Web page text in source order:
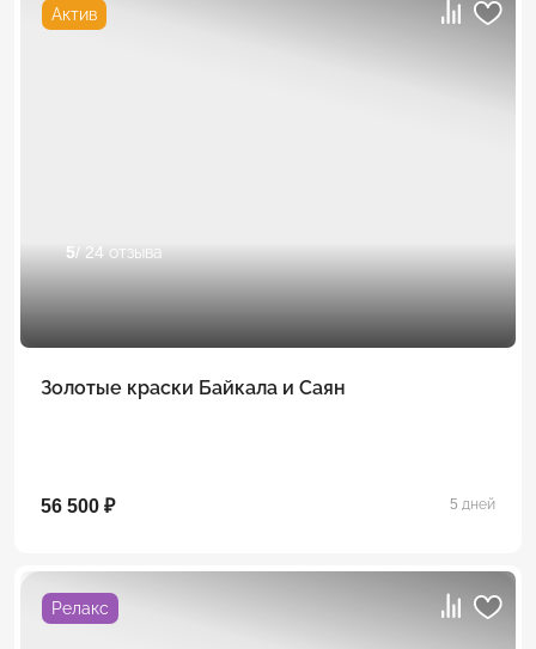
Актив
5/ 24 отзыва
Золотые краски Байкала и Саян
56 500 ₽ 5 дней
Релакс